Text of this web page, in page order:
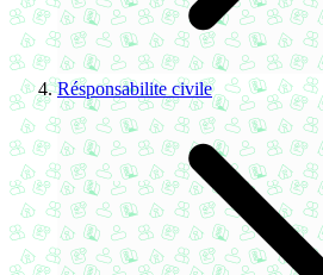
Résponsabilite civile